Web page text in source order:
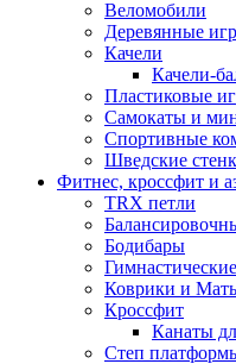
Веломобили
Деревянные
Качели
Качели-
Пластиковые
Самокаты и
Спортивные
Шведские
Фитнес, кроссфит и
TRX петли
Бодибары
Коврики и
Кроссфит
Канаты
Степ